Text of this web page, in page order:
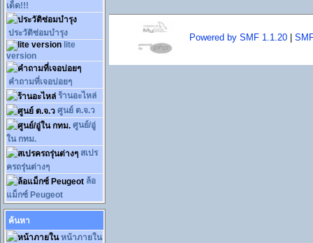
เด็ด!!!
ประวัติซ่อมบำรุง
lite
version
คำถามที่เจอบ่อยๆ
ร้านอะไหล่
ศูนย์ ต.จ.ว
ศูนย์/อู่
ใน กทม.
สเปร
ครถรุ่นต่างๆ
ล้อ
แม็กซ์ Peugeot
ค้นหา
หน้าภายใน
Powered by SMF 1.1.20